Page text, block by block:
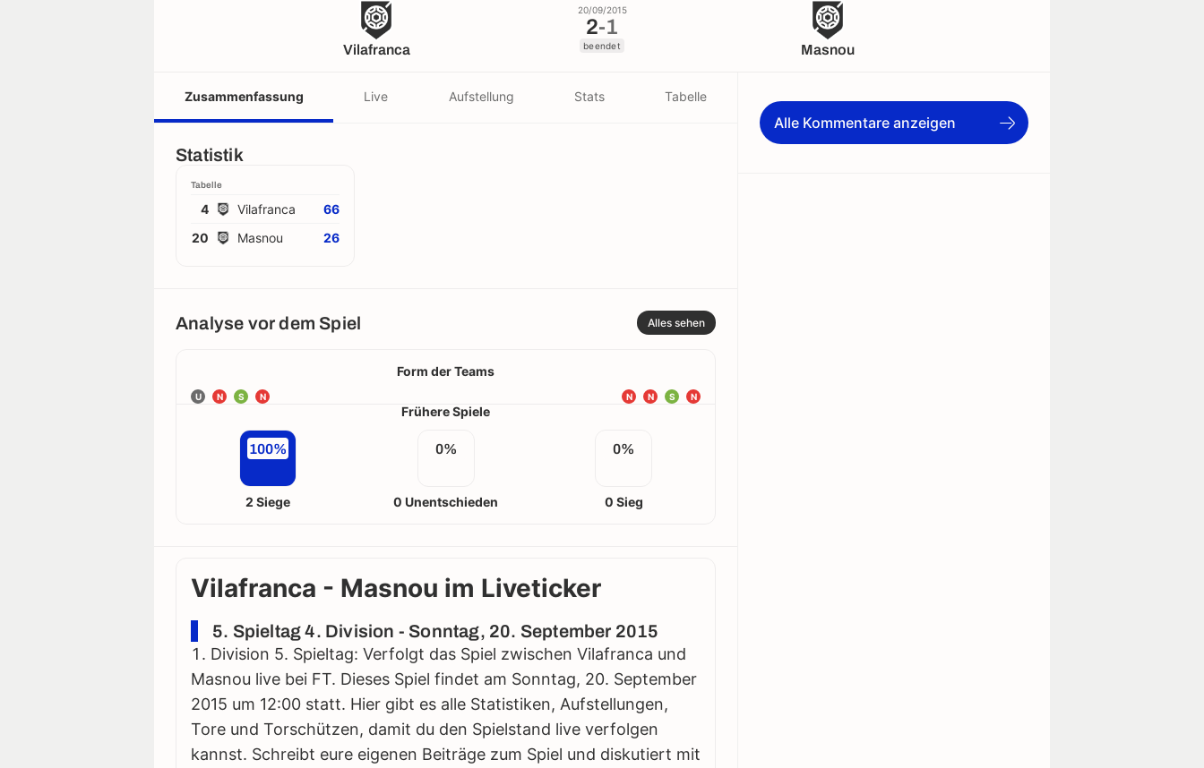
Vilafranca
20/09/2015
2-1
beendet Masnou
Zusammenfassung Live Aufstellung Stats Tabelle
Statistik
Tabelle
4 Vilafranca
66
20
Masnou 26
Analyse vor dem Spiel Alles sehen
Form der Teams
U N S N N
S
N
N
Frühere Spiele
100%
2 Siege
0%
0 Unentschieden
0%
0 Sieg
Vilafranca - Masnou im Liveticker
5. Spieltag 4. Division - Sonntag, 20. September 2015
Division 5. Spieltag: Verfolgt das Spiel zwischen Vilafranca und
Masnou live bei FT. Dieses Spiel findet am Sonntag, 20. September
2015 um 12:00 statt. Hier gibt es alle Statistiken, Aufstellungen,
Tore und Torschützen, damit du den Spielstand live verfolgen
kannst. Schreibt eure eigenen Beiträge zum Spiel und diskutiert mit
Alle Kommentare anzeigen